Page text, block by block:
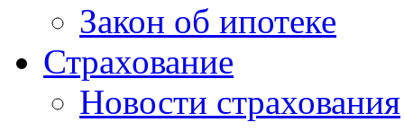
Закон об ипотеке
Страхование
Новости страхования